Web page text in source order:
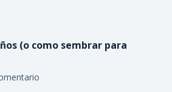
(o como sembrar para